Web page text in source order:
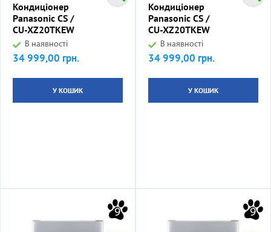
Кондиціонер
Panasonic CS /
CU-XZ20TKEW
В наявності
Ціна
34 999,00 грн.
У КОШИК
Кондиціонер
Panasonic CS /
CU-XZ20TKEW
В наявності
Ціна
34 999,00 грн.
У КОШИК
9 9